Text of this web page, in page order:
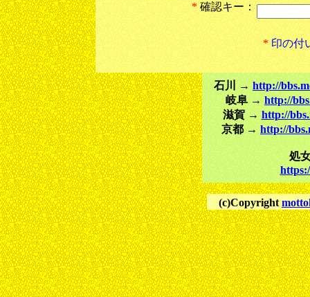
* 確認キー：
* 印の付
石川 → http://
岐阜 → http://
滋賀 → http://
京都 → http://
処
(c)Copyright